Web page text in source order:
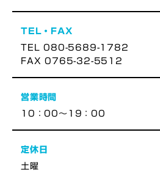
TEL・FAX
TEL 080-5689-1782
FAX 0765-32-5512
営業時間
10：00～19：00
定休日
土曜